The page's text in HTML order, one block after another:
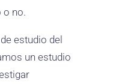
o no.
estudio del
un estudio